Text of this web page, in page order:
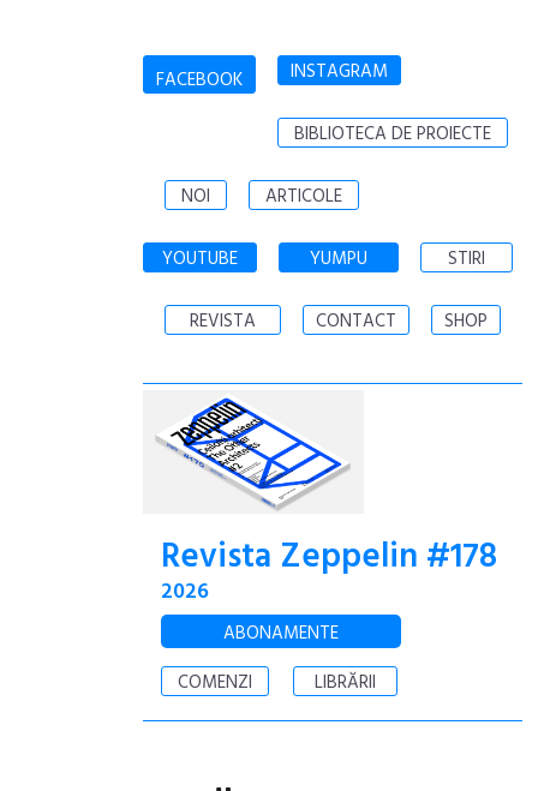
FACEBOOK INSTAGRAM
BIBLIOTECA DE PROIECTE
NOI ARTICOLE
YOUTUBE YUMPU STIRI
REVISTA CONTACT SHOP
Revista Zeppelin #178
2026
ABONAMENTE
COMENZI
LIBRĂRII